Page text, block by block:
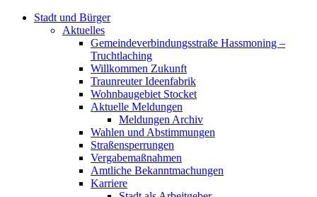
Stadt und Bürger
Aktuelles
Gemeindeverbindungsstraße Hassmoning –
Truchtlaching
Willkommen Zukunft
Traunreuter Ideenfabrik
Wohnbaugebiet Stocket
Aktuelle Meldungen
Meldungen Archiv
Wahlen und Abstimmungen
Straßensperrungen
Vergabemaßnahmen
Amtliche Bekanntmachungen
Karriere